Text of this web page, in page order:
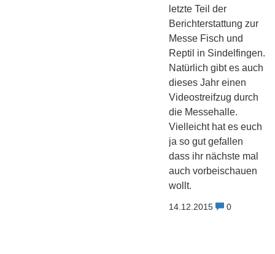
letzte Teil der
Berichterstattung zur
Messe Fisch und
Reptil in Sindelfingen.
Natürlich gibt es auch
dieses Jahr einen
Videostreifzug durch
die Messehalle.
Vielleicht hat es euch
ja so gut gefallen
dass ihr nächste mal
auch vorbeischauen
wollt.
14.12.2015 0